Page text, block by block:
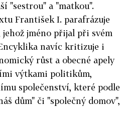
"sestrou" a "matkou".
František I. parafrázuje
jehož jméno přijal při svém
navíc kritizuje i
růst a obecné apely
výtkami politikům,
společenství, které podle
dům" či "společný domov",